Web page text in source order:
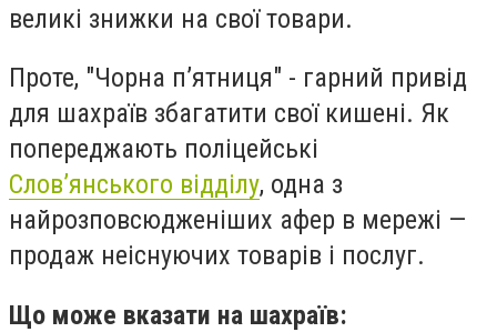
великі знижки на свої товари.
Проте, "Чорна п’ятниця" - гарний привід
для шахраїв збагатити свої кишені. Як
попереджають поліцейські
Слов’янського відділу, одна з
найрозповсюдженіших афер в мережі —
продаж неіснуючих товарів і послуг.
Що може вказати на шахраїв: